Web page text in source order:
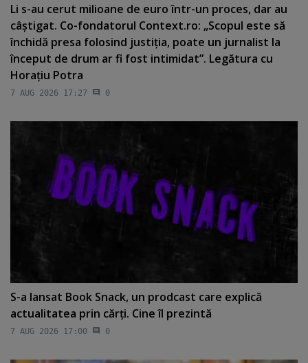
Li s-au cerut milioane de euro într-un proces, dar au
câştigat. Co-fondatorul Context.ro: „Scopul este să
închidă presa folosind justiţia, poate un jurnalist la
început de drum ar fi fost intimidat”. Legătura cu
Horaţiu Potra
7 AUG 2026 17:27 0
S-a lansat Book Snack, un prodcast care explică
actualitatea prin cărţi. Cine îl prezintă
7 AUG 2026 17:00 0